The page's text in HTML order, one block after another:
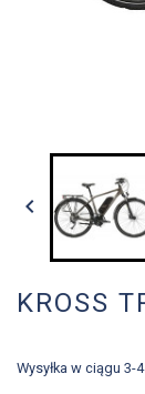

KROSS
Wysyłka w ciągu